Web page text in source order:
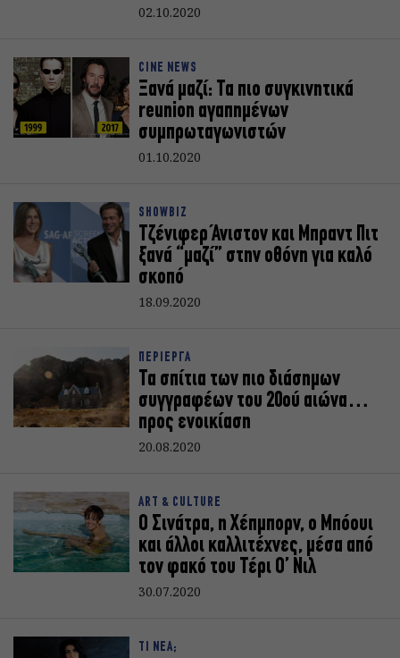
02.10.2020
CINE NEWS
Ξανά μαζί: Τα πιο συγκινητικά
reunion αγαπημένων
συμπρωταγωνιστών
01.10.2020
SHOWBIZ
Τζένιφερ Άνιστον και Μπραντ Πιτ
ξανά “μαζί” στην οθόνη για καλό
σκοπό
18.09.2020
ΠΕΡΙΕΡΓΑ
Τα σπίτια των πιο διάσημων
συγγραφέων του 20ού αιώνα…
προς ενοικίαση
20.08.2020
ART & CULTURE
Ο Σινάτρα, η Χέπμπορν, ο Μπόουι
και άλλοι καλλιτέχνες, μέσα από
τον φακό του Τέρι Ο’ Νιλ
30.07.2020
ΤΙ ΝΕΑ;